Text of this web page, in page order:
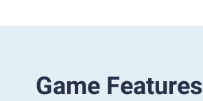
Game Features